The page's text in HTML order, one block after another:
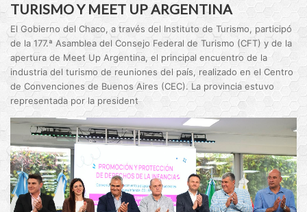
TURISMO Y MEET UP ARGENTINA
El Gobierno del Chaco, a través del Instituto de Turismo, participó
de la 177.ª Asamblea del Consejo Federal de Turismo (CFT) y de la
apertura de Meet Up Argentina, el principal encuentro de la
industria del turismo de reuniones del país, realizado en el Centro
de Convenciones de Buenos Aires (CEC). La provincia estuvo
representada por la president